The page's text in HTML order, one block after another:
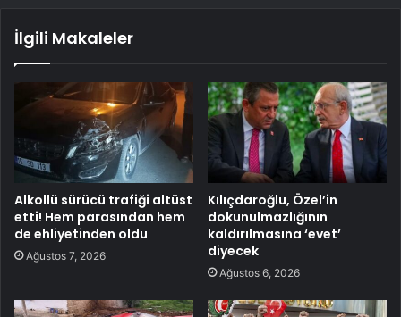
İlgili Makaleler
Alkollü sürücü trafiği altüst
etti! Hem parasından hem
de ehliyetinden oldu
Ağustos 7, 2026
Kılıçdaroğlu, Özel’in
dokunulmazlığının
kaldırılmasına ‘evet’
diyecek
Ağustos 6, 2026